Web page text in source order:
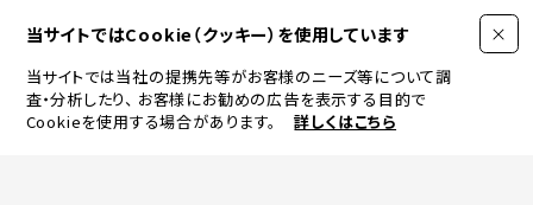
当サイトではCookie（クッキー）を使用しています
当サイトでは当社の提携先等がお客様のニーズ等について調
査・分析したり、 お客様にお勧めの広告を表示する目的で
Cookieを使用する場合があります。
詳しくはこちら